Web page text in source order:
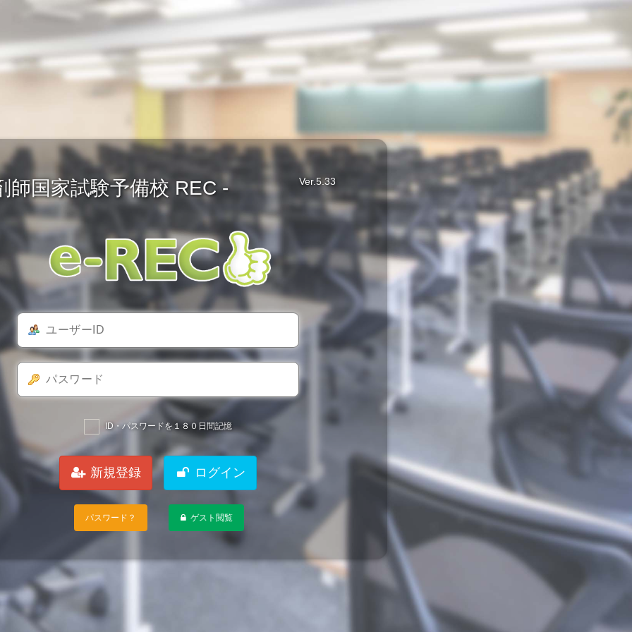
国家試験予備校 REC - Ver.5.33
ID・パスワードを１８０日間記憶
新規登録 ログイン
パスワード？ ゲスト閲覧